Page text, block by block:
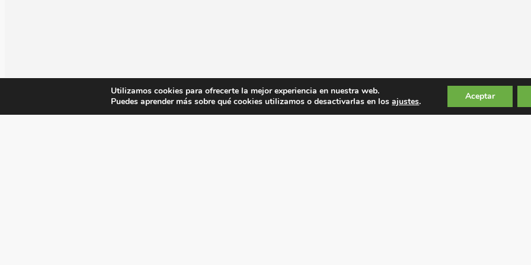
Utilizamos cookies para ofrecerte la mejor experiencia en nuestra web.
Puedes aprender más sobre qué cookies utilizamos o desactivarlas en losajustes. Aceptar